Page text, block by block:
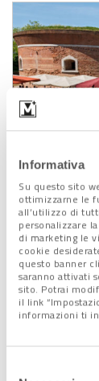
Informativa
Su questo sito
ottimizzarne le
all’utilizzo di
personalizzare
di marketing le
cookie
questo banner
saranno attivati
sito. Potrai
il link
informazioni ti
Isola di